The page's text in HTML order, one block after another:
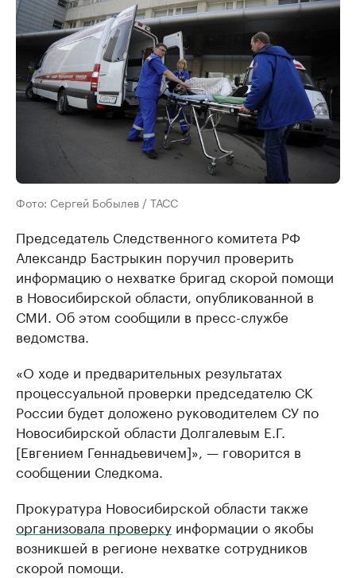
Фото: Сергей Бобылев / ТАСС
Председатель Следственного комитета РФ
Александр Бастрыкин поручил проверить
информацию о нехватке бригад скорой помощи
в Новосибирской области, опубликованной в
СМИ. Об этом сообщили в пресс-службе
ведомства.
«О ходе и предварительных результатах
процессуальной проверки председателю СК
России будет доложено руководителем СУ по
Новосибирской области Долгалевым Е.Г.
[Евгением Геннадьевичем]», — говорится в
сообщении Следкома.
Прокуратура Новосибирской области также
организовала проверку информации о якобы
возникшей в регионе нехватке сотрудников
скорой помощи.